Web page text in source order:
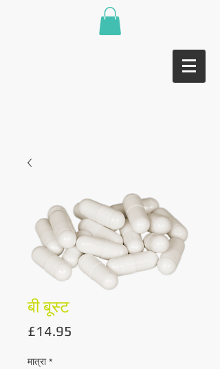
बी बूस्ट
£14.95
मात्रा *